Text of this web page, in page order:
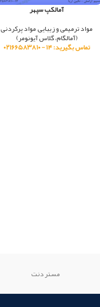
آمالکپ سپهر
مواد ترمیمی و زیبایی,مواد پرکردنی
(آمالگام، گلاس آیونومر)
تماس بگیرید: ۱۴ - ۰۲۱۶۶۵۸۳۸۱۰
مستر دنت